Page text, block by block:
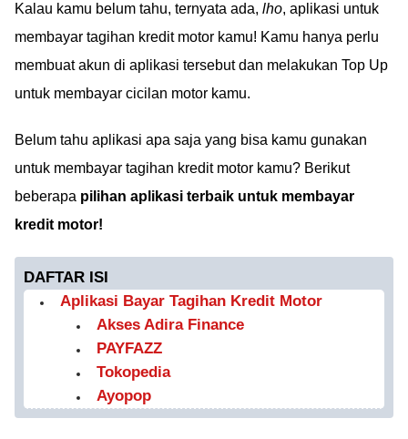
Kalau kamu belum tahu, ternyata ada, lho, aplikasi untuk
membayar tagihan kredit motor kamu! Kamu hanya perlu
membuat akun di aplikasi tersebut dan melakukan Top Up
untuk membayar cicilan motor kamu.
Belum tahu aplikasi apa saja yang bisa kamu gunakan
untuk membayar tagihan kredit motor kamu? Berikut
beberapa pilihan aplikasi terbaik untuk membayar
kredit motor!
DAFTAR ISI
Aplikasi Bayar Tagihan Kredit Motor
Akses Adira Finance
PAYFAZZ
Tokopedia
Ayopop